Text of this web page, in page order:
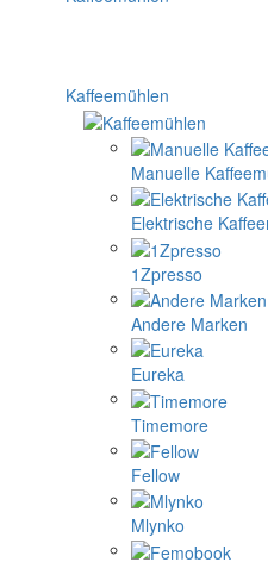
Kaffeemühlen
Manuelle
Elektrische
1Zpresso
Andere Marken
Eureka
Timemore
Fellow
Mlynko